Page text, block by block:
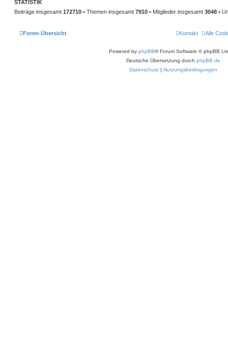
STATISTIK
Beiträge insgesamt 172710 • Themen insgesamt 7910 • Mitglieder insgesamt 3048 •
Foren-Übersicht Alle
Kontakt
Powered by phpBB® Forum Software © phpBB
Deutsche Übersetzung durch phpBB.de
Datenschutz | Nutzungsbedingungen